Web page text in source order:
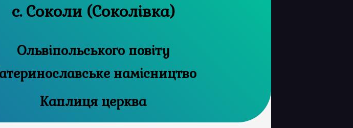
с. Соколи (Соколівка)
Ольвіпольського повіту
намісництво
Каплиця церква